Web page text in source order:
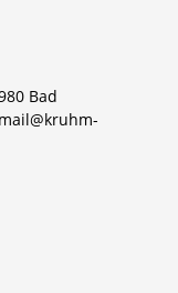
Bad
mail@kruhm-